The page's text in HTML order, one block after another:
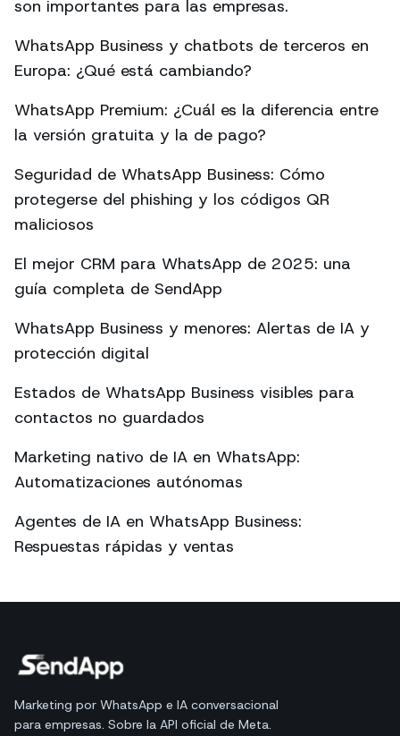
son importantes para las empresas.
WhatsApp Business y chatbots de terceros en
Europa: ¿Qué está cambiando?
WhatsApp Premium: ¿Cuál es la diferencia entre
la versión gratuita y la de pago?
Seguridad de WhatsApp Business: Cómo
protegerse del phishing y los códigos QR
maliciosos
El mejor CRM para WhatsApp de 2025: una
guía completa de SendApp
WhatsApp Business y menores: Alertas de IA y
protección digital
Estados de WhatsApp Business visibles para
contactos no guardados
Marketing nativo de IA en WhatsApp:
Automatizaciones autónomas
Agentes de IA en WhatsApp Business:
Respuestas rápidas y ventas
Marketing por WhatsApp e IA conversacional
para empresas. Sobre la API oficial de Meta.